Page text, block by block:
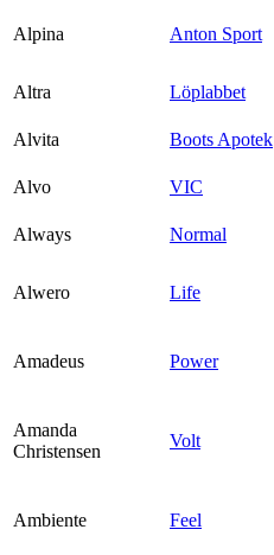
Alpina Anton Sport
Altra
Löplabbet
Alvita
Boots Apotek
Alvo
VIC
Always
Normal
Alwero Life
Amadeus Power
Amanda
Christensen
Volt
Ambiente Feel